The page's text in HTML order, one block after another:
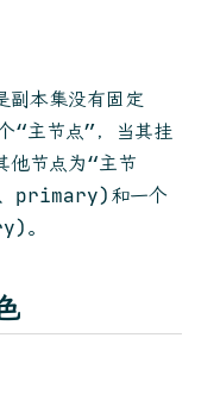
副本集没有固定
“主节点”，当其挂
他节点为“主节
、primary)和一个
。